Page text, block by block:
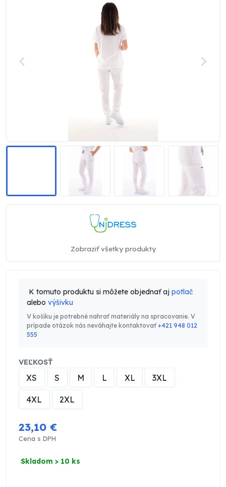
Zobraziť všetky produkty
K tomuto produktu si môžete objednať aj potlač
alebo výšivku
V košíku je potrebné nahrať materiály na spracovanie. V
prípade otázok nás neváhajte kontaktovať+421 948 012
555
VEĽKOSŤ
XS S M L XL 3XL
4XL 2XL
23,10 €
Cena s DPH
Skladom > 10 ks